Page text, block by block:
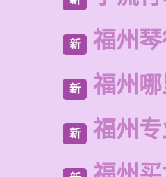
新 福州
新 福州
新 福州